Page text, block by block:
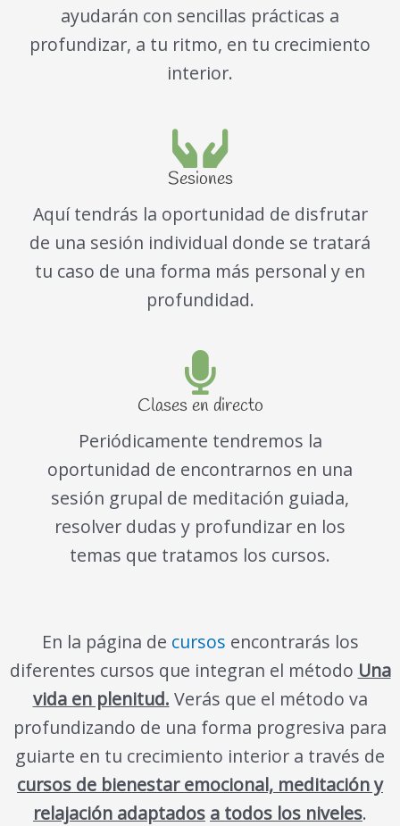
ayudarán con sencillas prácticas a
profundizar, a tu ritmo, en tu crecimiento
interior.
Sesiones
Aquí tendrás la oportunidad de disfrutar
de una sesión individual donde se tratará
tu caso de una forma más personal y en
profundidad.
Clases en directo
Periódicamente tendremos la
oportunidad de encontrarnos en una
sesión grupal de meditación guiada,
resolver dudas y profundizar en los
temas que tratamos los cursos.
En la página de cursos encontrarás los
diferentes cursos que integran el método Una
vida en plenitud. Verás que el método va
profundizando de una forma progresiva para
guiarte en tu crecimiento interior a través de
cursos de bienestar emocional, meditación y
relajación adaptados a todos los niveles.